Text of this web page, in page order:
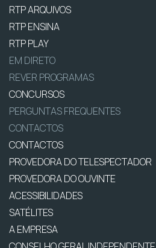
RTP ARQUIVOS
RTP ENSINA
RTP PLAY
EM DIRETO
REVER PROGRAMAS
CONCURSOS
PERGUNTAS FREQUENTES
CONTACTOS
CONTACTOS
PROVEDORA DO TELESPECTADOR
PROVEDORA DO OUVINTE
ACESSIBILIDADES
SATÉLITES
A EMPRESA